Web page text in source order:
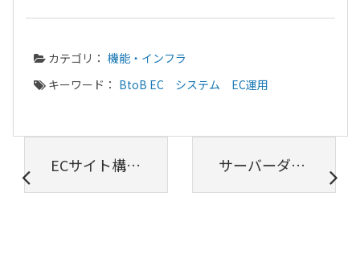
カテゴリ： 機能・インフラ
キーワード： BtoB EC システム EC運用
ECサイト構築に必要なコンサルとは？ サーバーダウンとは？発生原因や損失、対策方法を解説